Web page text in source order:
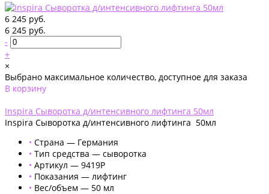
6 245 руб.
6 245 руб.
-
+
×
Выбрано максимальное количество, доступное для заказа
В корзину
Inspira Сыворотка д/интенсивного лифтинга 50мл
Inspira Сыворотка д/интенсивного лифтинга 50мл
• Страна — Германия
• Тип средства — сыворотка
• Артикул — 9419P
• Показания — лифтинг
• Вес/объем — 50 мл